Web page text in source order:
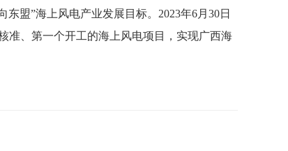
盟”海上风电产业发展目标。2023年6月30日
准、第一个开工的海上风电项目，实现广西海